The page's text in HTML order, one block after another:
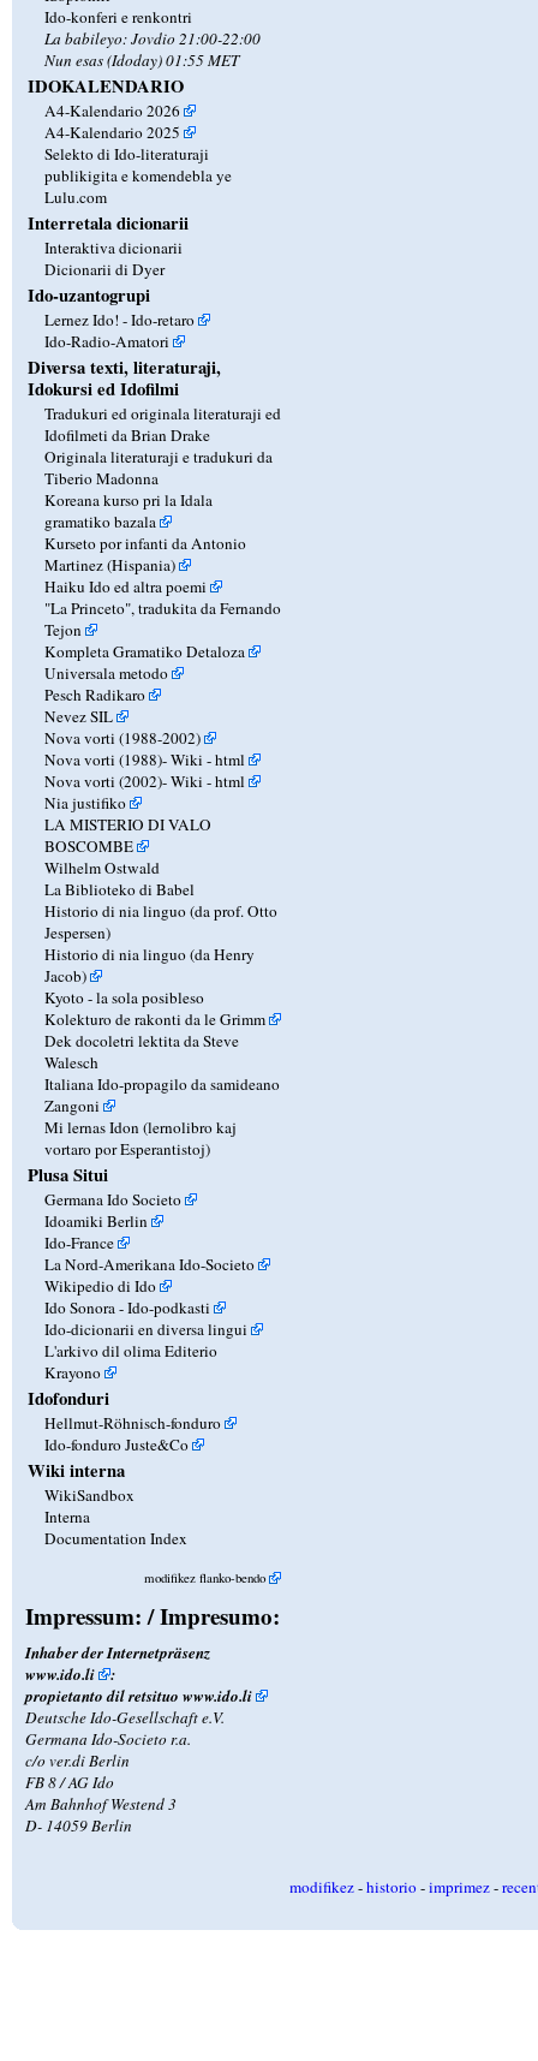
Ido-konferi e renkontri
La babileyo: Jovdio 21:00-22:00
Nun esas (Idoday) 01:55 MET
IDOKALENDARIO
A4-Kalendario 2026
A4-Kalendario 2025
Selekto di Ido-literaturaji
publikigita e komendebla ye
Lulu.com
Interretala dicionarii
Interaktiva dicionarii
Dicionarii di Dyer
Ido-uzantogrupi
Lernez Ido! - Ido-retaro
Ido-Radio-Amatori
Diversa texti, literaturaji,
Idokursi ed Idofilmi
Tradukuri ed originala literaturaji ed
Idofilmeti da Brian Drake
Originala literaturaji e tradukuri da
Tiberio Madonna
Koreana kurso pri la Idala
gramatiko bazala
Kurseto por infanti da Antonio
Martinez (Hispania)
Haiku Ido ed altra poemi
"La Princeto", tradukita da Fernando
Tejon
Kompleta Gramatiko Detaloza
Universala metodo
Pesch Radikaro
Nevez SIL
Nova vorti (1988-2002)
Nova vorti (1988)-Wiki -html
Nova vorti (2002)-Wiki -html
Nia justifiko
LA MISTERIO DI VALO
BOSCOMBE
Wilhelm Ostwald
La Biblioteko di Babel
Historio di nia linguo (da prof. Otto
Jespersen)
Historio di nia linguo (da Henry
Jacob)
Kyoto - la sola posibleso
Kolekturo de rakonti da le Grimm
Dek docoletri lektita da Steve
Walesch
Italiana Ido-propagilo da samideano
Zangoni
Mi lernas Idon (lernolibro kaj
vortaro por Esperantistoj)
Plusa Situi
Germana Ido Societo
Idoamiki Berlin
Ido-France
La Nord-Amerikana Ido-Societo
Wikipedio di Ido
Ido Sonora - Ido-podkasti
Ido-dicionarii en diversa lingui
L'arkivo dil olima Editerio
Krayono
Idofonduri
Hellmut-Röhnisch-fonduro
Ido-fonduro Juste&Co
Wiki interna
WikiSandbox
Interna
Documentation Index
modifikez flanko-bendo
Impressum: / Impresumo:
Inhaber der Internetpräsenz
www.ido.li
:
propietanto dil retsituo www.ido.li
Deutsche Ido-Gesellschaft e.V.
Germana Ido-Societo r.a.
c/o ver.di Berlin
FB 8 / AG Ido
Am Bahnhof Westend 3
D- 14059 Berlin
modifikez-historio-imprimez-